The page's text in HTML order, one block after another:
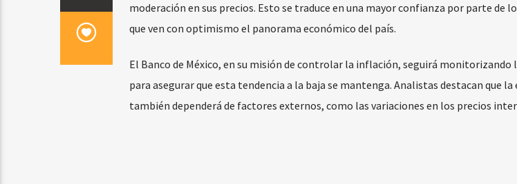
moderación en sus precios. Esto se traduce en una mayor confianza por parte de
que ven con optimismo el panorama económico del país.
El Banco de México, en su misión de controlar la inflación, seguirá monitorizando
para asegurar que esta tendencia a la baja se mantenga. Analistas destacan que
también dependerá de factores externos, como las variaciones en los precios